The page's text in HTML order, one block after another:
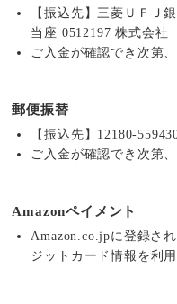
【振込先】三菱ＵＦＪ
当座 0512197 株式会
ご入金が確認でき次第
郵便振替
【振込先】12180-
ご入金が確認でき次第
Amazonペイメント
Amazon.co.jpに登録さ
ジットカード情報を利